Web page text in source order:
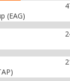
(EAG)